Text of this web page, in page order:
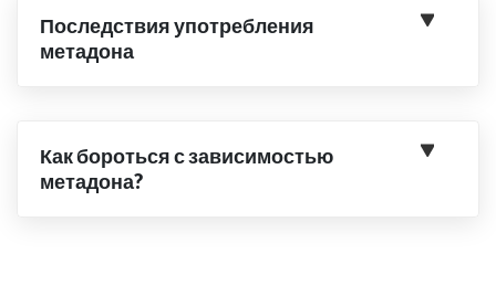
Последствия употребления
метадона
Как бороться с зависимостью
метадона?